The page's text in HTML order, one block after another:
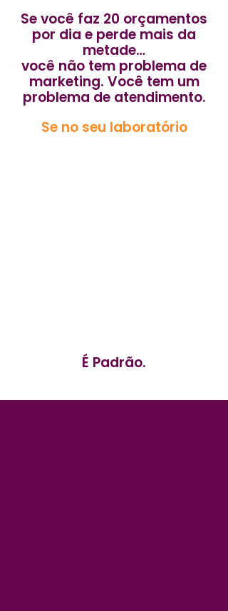
Se você faz 20 orçamentos
por dia e perde mais da
metade…
você não tem problema de
marketing. Você tem um
problema de atendimento.
Se no seu laboratório
É Padrão.